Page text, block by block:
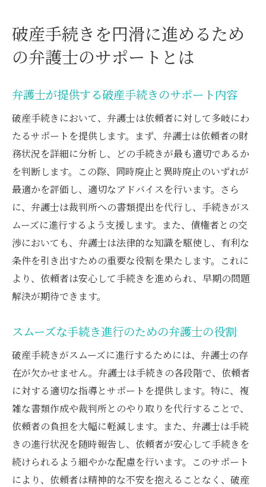
破産手続きを円滑に進めるため
の弁護士のサポートとは
弁護士が提供する破産手続きのサポート内容
破産手続きにおいて、弁護士は依頼者に対して多岐にわ
たるサポートを提供します。まず、弁護士は依頼者の財
務状況を詳細に分析し、どの手続きが最も適切であるか
を判断します。この際、同時廃止と異時廃止のいずれが
最適かを評価し、適切なアドバイスを行います。さら
に、弁護士は裁判所への書類提出を代行し、手続きがス
ムーズに進行するよう支援します。また、債権者との交
渉においても、弁護士は法律的な知識を駆使し、有利な
条件を引き出すための重要な役割を果たします。これに
より、依頼者は安心して手続きを進められ、早期の問題
解決が期待できます。
スムーズな手続き進行のための弁護士の役割
破産手続きがスムーズに進行するためには、弁護士の存
在が欠かせません。弁護士は手続きの各段階で、依頼者
に対する適切な指導とサポートを提供します。特に、複
雑な書類作成や裁判所とのやり取りを代行することで、
依頼者の負担を大幅に軽減します。また、弁護士は手続
きの進行状況を随時報告し、依頼者が安心して手続きを
続けられるよう細やかな配慮を行います。このサポート
により、依頼者は精神的な不安を抱えることなく、破産